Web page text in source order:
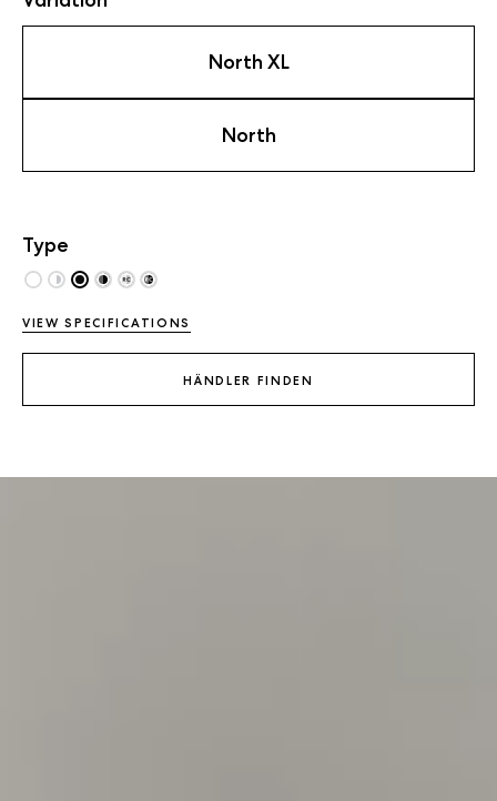
North XL
North
Type
VIEW SPECIFICATIONS
HÄNDLER FINDEN